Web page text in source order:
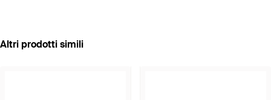
Altri prodotti simili